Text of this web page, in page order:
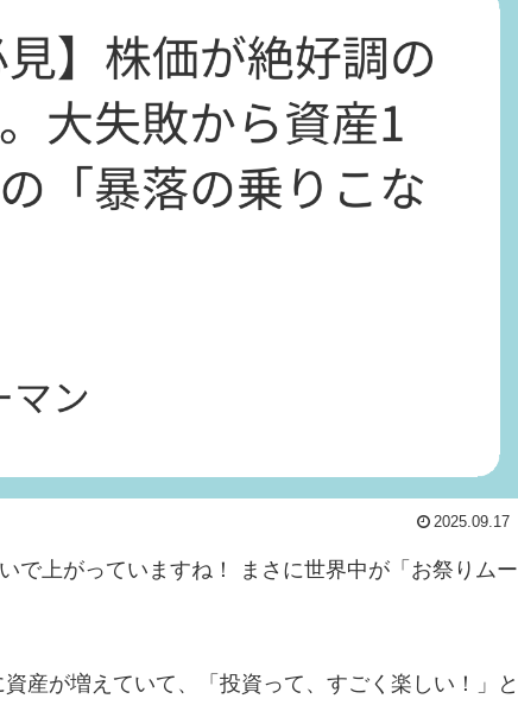
2025.09.17
で上がっていますね！ まさに世界中が「お祭りムー
産が増えていて、「投資って、すごく楽しい！」と